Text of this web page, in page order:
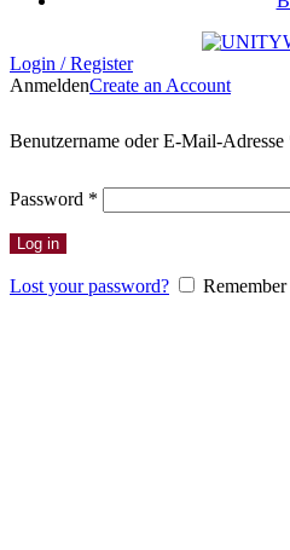
Login / Register
AnmeldenCreate an Account
Benutzername oder E-Mail-Adresse
Password *
Log in
Lost your password? Remember